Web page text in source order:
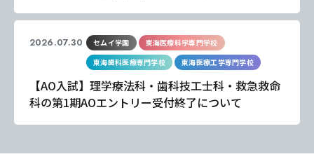
2026.07.30 セムイ学園
東海医療科学専門学校
東海歯科医療専門学校
東海医療工学専門学校
【AO入試】理学療法科・歯科技工士科・救急救命
科の第1期AOエントリー受付終了について